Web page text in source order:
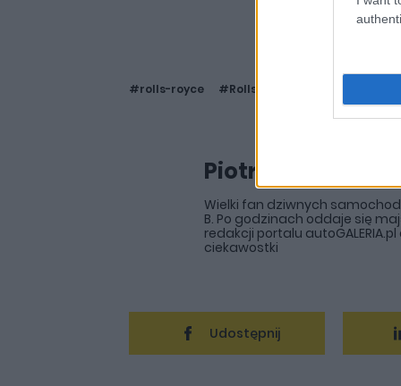
#rolls-royce #Rolls-Royce Spectre
Piotr Zajt
Wielki fan dziwnych
B. Po godzinach oddaje się
redakcji portalu
ciekawostki
Udostępnij